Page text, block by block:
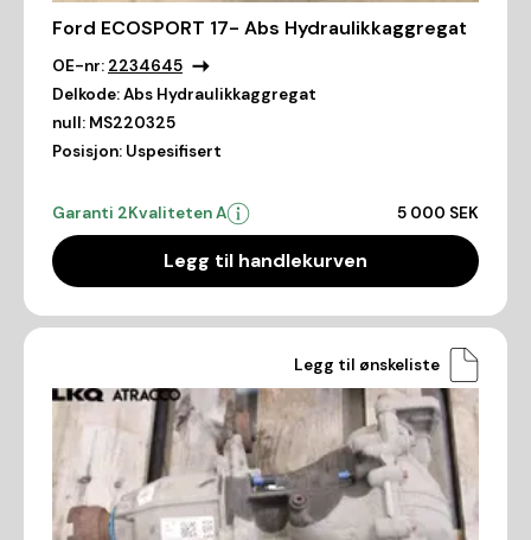
Ford ECOSPORT 17- Abs Hydraulikkaggregat
OE-nr: 2234645
Delkode:Abs Hydraulikkaggregat
null: MS220325
Posisjon: Uspesifisert
Garanti 2Kvaliteten A 5 000 SEK
Legg til handlekurven
Legg til ønskeliste